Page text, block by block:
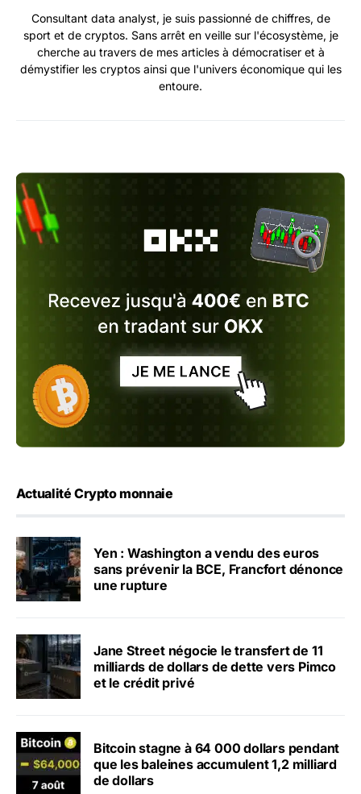
Consultant data analyst, je suis passionné de chiffres, de
sport et de cryptos. Sans arrêt en veille sur l'écosystème, je
cherche au travers de mes articles à démocratiser et à
démystifier les cryptos ainsi que l'univers économique qui les
entoure.
Actualité Crypto monnaie
Yen : Washington a vendu des euros
sans prévenir la BCE, Francfort dénonce
une rupture
Jane Street négocie le transfert de 11
milliards de dollars de dette vers Pimco
et le crédit privé
Bitcoin stagne à 64 000 dollars pendant
que les baleines accumulent 1,2 milliard
de dollars